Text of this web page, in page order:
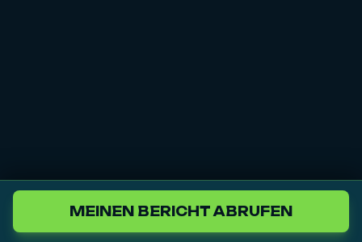
MEINEN BERICHT ABRUFEN